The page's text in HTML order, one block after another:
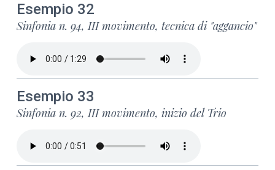
Esempio 32
Sinfonia n. 94, III movimento, tecnica di "aggancio"
Esempio 33
Sinfonia n. 92, III movimento, inizio del Trio